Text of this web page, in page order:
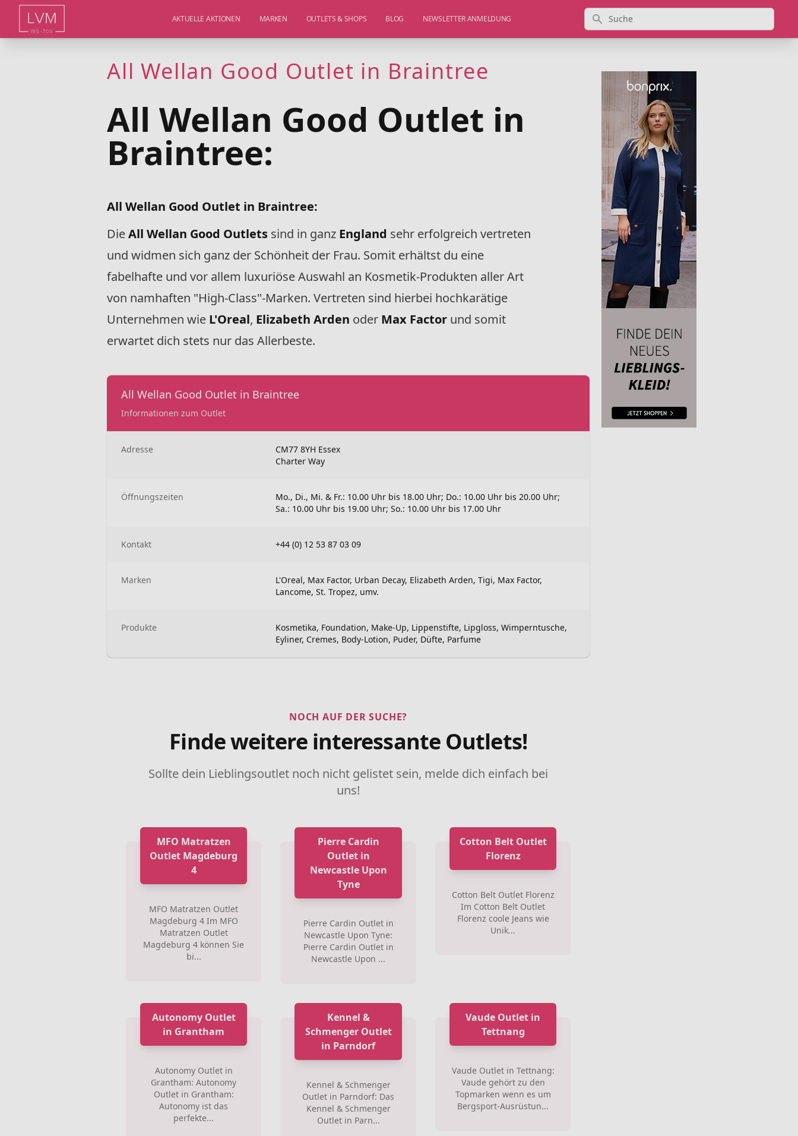
AKTUELLE AKTIONEN MARKEN OUTLETS & SHOPS BLOG NEWSLETTER ANMELDUNG Suche
All Wellan Good Outlet in Braintree
All Wellan Good Outlet in
Braintree:
All Wellan Good Outlet in Braintree:
DieAll Wellan Good Outlets sind in ganz England sehr erfolgreich vertreten
und widmen sich ganz der Schönheit der Frau. Somit erhältst du eine
fabelhafte und vor allem luxuriöse Auswahl an Kosmetik-Produkten aller Art
von namhaften "High-Class"-Marken. Vertreten sind hierbei hochkarätige
Unternehmen wie L'Oreal, Elizabeth Arden oder Max Factor und somit
erwartet dich stets nur das Allerbeste.
All Wellan Good Outlet in Braintree
Informationen zum Outlet
Adresse
CM77 8YH Essex
Charter Way
Öffnungszeiten
Mo., Di., Mi. & Fr.: 10.00 Uhr bis 18.00 Uhr; Do.: 10.00 Uhr bis 20.00 Uhr;
Sa.: 10.00 Uhr bis 19.00 Uhr; So.: 10.00 Uhr bis 17.00 Uhr
Kontakt +44 (0) 12 53 87 03 09
Marken
L'Oreal, Max Factor, Urban Decay, Elizabeth Arden, Tigi, Max Factor,
Lancome, St. Tropez, umv.
Produkte
Kosmetika, Foundation, Make-Up, Lippenstifte, Lipgloss, Wimperntusche,
Eyliner, Cremes, Body-Lotion, Puder, Düfte, Parfume
NOCH AUF DER SUCHE?
Finde weitere interessante Outlets!
Sollte dein Lieblingsoutlet noch nicht gelistet sein, melde dich einfach bei
uns!
MFO Matratzen
Outlet Magdeburg
4
MFO Matratzen Outlet
Magdeburg 4 Im MFO
Matratzen Outlet
Magdeburg 4 können Sie
bi...
Pierre Cardin
Outlet in
Newcastle Upon
Tyne
Pierre Cardin Outlet in
Newcastle Upon Tyne:
Pierre Cardin Outlet in
Newcastle Upon ...
Cotton Belt Outlet
Florenz
Cotton Belt Outlet Florenz
Im Cotton Belt Outlet
Florenz coole Jeans wie
Unik...
Autonomy Outlet
in Grantham
Autonomy Outlet in
Grantham: Autonomy
Outlet in Grantham:
Autonomy ist das
perfekte...
Kennel &
Schmenger Outlet
in Parndorf
Kennel & Schmenger
Outlet in Parndorf: Das
Kennel & Schmenger
Outlet in Parn...
Vaude Outlet in
Tettnang
Vaude Outlet in Tettnang:
Vaude gehört zu den
Topmarken wenn es um
Bergsport-Ausrüstun...